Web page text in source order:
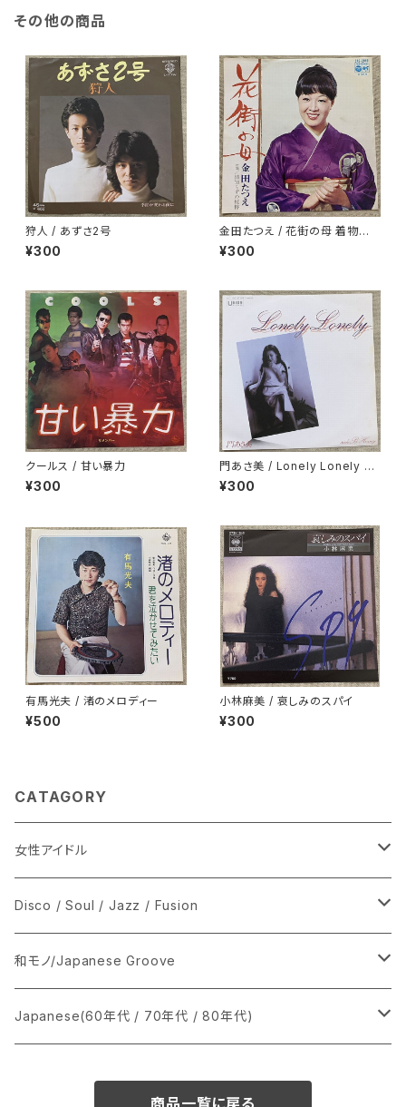
その他の商品
狩人 / あずさ2号
¥300
金田たつえ / 花街の母 着物ジャ
ケ
¥300
クールス / 甘い暴力
¥300
門あさ美 / Lonely Lonely H
oney
¥300
有馬光夫 / 渚のメロディー
¥500
小林麻美 / 哀しみのスパイ
¥300
CATAGORY
女性アイドル
シングル盤
あ行
か行
LP
CD
Disco / Soul / Jazz / Fusion
シングル盤
A
12インチ・シングル
和モノ/Japanese Groove
シングル盤
Japanese(60年代 / 70年代 / 80年代)
商品一覧に戻る